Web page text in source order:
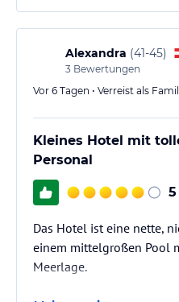
genug „Sonne im
Es war wirklich sehr
Wir kommen gerne
Liebe Grüße
Lotta
Alexandra (41-45)
3 Bewertungen
Vor 6 Tagen • Verreist als
Kleines Hotel mit
Personal
5
Das Hotel ist eine nette,
einem mittelgroßen Pool
Meerlage.